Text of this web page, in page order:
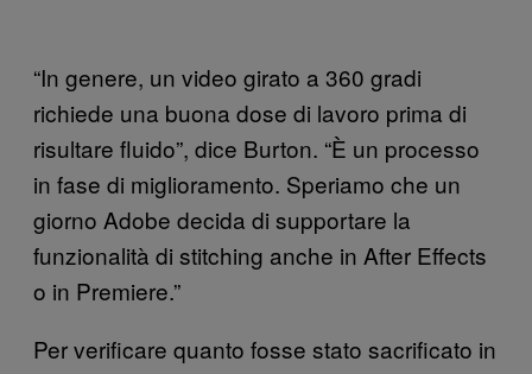
“In genere, un video girato a 360 gradi
richiede una buona dose di lavoro prima di
risultare fluido”, dice Burton. “È un processo
in fase di miglioramento. Speriamo che un
giorno Adobe decida di supportare la
funzionalità di stitching anche in After Effects
o in Premiere.”
Per verificare quanto fosse stato sacrificato in